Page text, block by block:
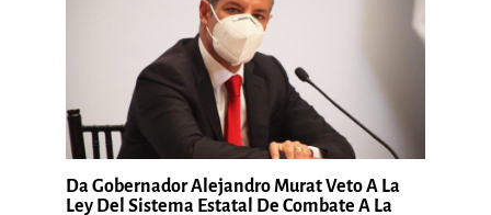
Da Gobernador Alejandro Murat Veto A La
Ley Del Sistema Estatal De Combate A La